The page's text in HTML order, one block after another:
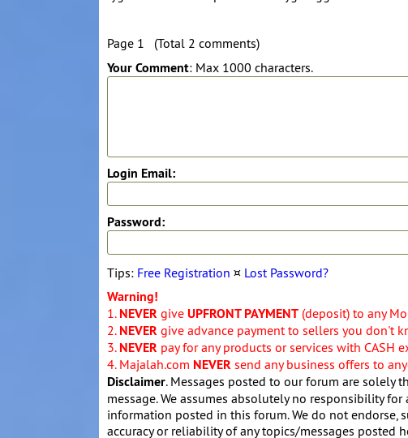
Page 1 (Total 2 comments)
Your Comment: Max 1000 characters.
Login Email:
Password:
Tips: Free Registration ¤ Lost Password?
Warning!
1. NEVER give UPFRONT PAYMENT (deposit) to any
2. NEVER give advance payment to sellers you don't
3. NEVER pay for any products or services with CASH
4. Majalah.com NEVER send any business offers to
Disclaimer. Messages posted to our forum are
message. We assumes absolutely no responsibility
information posted in this forum. We do not endorse,
accuracy or reliability of any topics/messages posted